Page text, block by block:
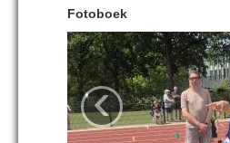
Fotoboek
‹